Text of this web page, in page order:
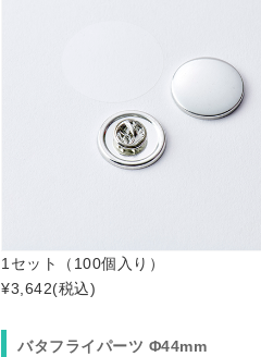
1セット（100個入り）
¥3,642(税込)
バタフライパーツ Φ44mm